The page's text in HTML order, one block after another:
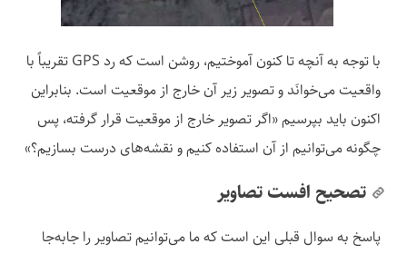
با توجه به آنچه تا کنون آموختیم، روشن است که رد GPS تقریباً با
واقعیت می‌خوانَد و تصویر زیر آن خارج از موقعیت است. بنابراین
اکنون باید بپرسیم «اگر تصویر خارج از موقعیت قرار گرفته، پس
چگونه می‌توانیم از آن استفاده کنیم و نقشه‌های درست بسازیم؟»
تصحیح افست تصاویر
پاسخ به سوال قبلی این است که ما می‌توانیم تصاویر را جابه‌جا